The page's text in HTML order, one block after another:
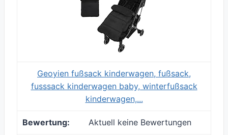
Geoyien fußsack kinderwagen, fußsack,
fusssack kinderwagen baby, winterfußsack
kinderwagen,...
Aktuell keine Bewertungen